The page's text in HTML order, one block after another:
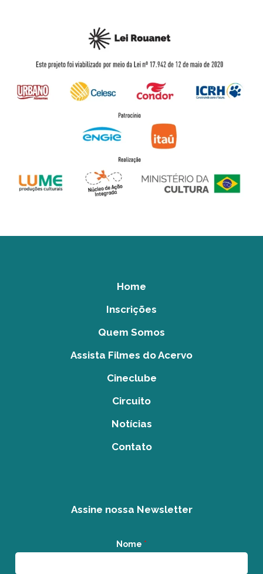
Home
Inscrições
Quem Somos
Assista Filmes do Acervo
Cineclube
Circuito
Notícias
Contato
Assine nossa Newsletter
Nome *